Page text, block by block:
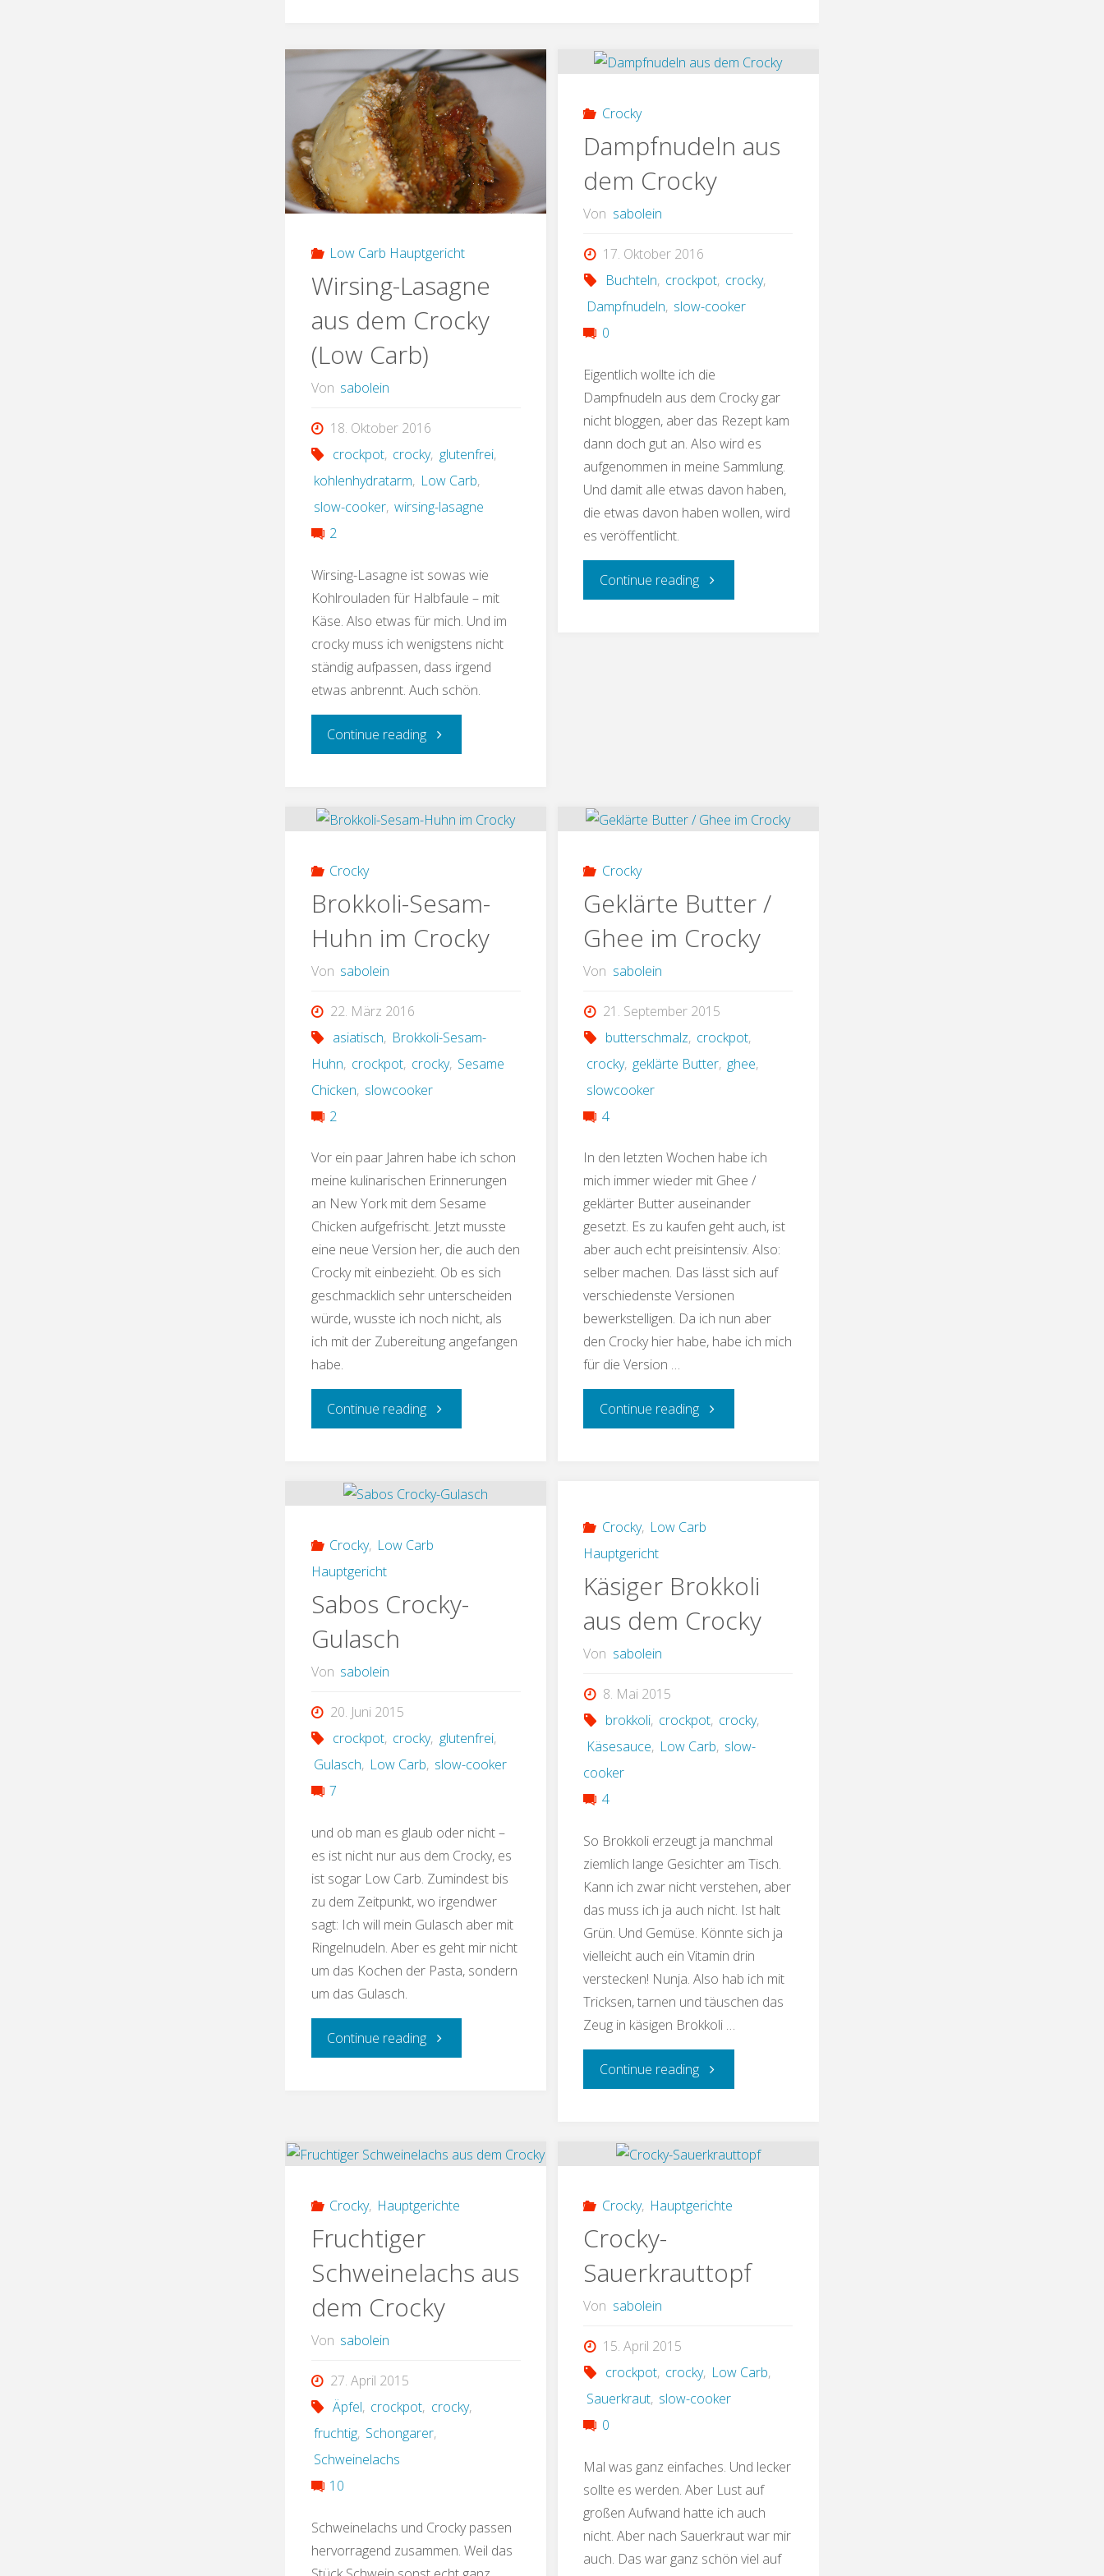
Low Carb Hauptgericht
Wirsing-Lasagne
aus dem Crocky
(Low Carb)
Von sabolein
18. Oktober 2016
crockpot, crocky, glutenfrei,
kohlenhydratarm, Low Carb,
slow-cooker, wirsing-lasagne
2
Wirsing-Lasagne ist sowas wie
Kohlrouladen für Halbfaule – mit
Käse. Also etwas für mich. Und im
crocky muss ich wenigstens nicht
ständig aufpassen, dass irgend
etwas anbrennt. Auch schön.
Continue reading"Wirsing-
aus
(Low
Crocky
Dampfnudeln aus
dem Crocky
Von sabolein
17. Oktober 2016
Buchteln, crockpot, crocky,
Dampfnudeln, slow-cooker
0
Eigentlich wollte ich die
Dampfnudeln aus dem Crocky gar
nicht bloggen, aber das Rezept kam
dann doch gut an. Also wird es
aufgenommen in meine Sammlung.
Und damit alle etwas davon haben,
die etwas davon haben wollen, wird
es veröffentlicht.
Continue reading"Dampfnudeln
Crocky
Brokkoli-Sesam-
Huhn im Crocky
Von sabolein
22. März 2016
asiatisch, Brokkoli-Sesam-
Huhn, crockpot, crocky, Sesame
Chicken, slowcooker
2
Vor ein paar Jahren habe ich schon
meine kulinarischen Erinnerungen
an New York mit dem Sesame
Chicken aufgefrischt. Jetzt musste
eine neue Version her, die auch den
Crocky mit einbezieht. Ob es sich
geschmacklich sehr unterscheiden
würde, wusste ich noch nicht, als
ich mit der Zubereitung angefangen
habe.
Continue reading"Brokkoli-
Huhn
Crocky
Geklärte Butter /
Ghee im Crocky
Von sabolein
21. September 2015
butterschmalz, crockpot,
crocky, geklärte Butter, ghee,
slowcooker
4
In den letzten Wochen habe ich
mich immer wieder mit Ghee /
geklärter Butter auseinander
gesetzt. Es zu kaufen geht auch, ist
aber auch echt preisintensiv. Also:
selber machen. Das lässt sich auf
verschiedenste Versionen
bewerkstelligen. Da ich nun aber
den Crocky hier habe, habe ich mich
für die Version …
Continue reading"Geklärte
Ghee
Crocky, Low Carb
Hauptgericht
Sabos Crocky-
Gulasch
Von sabolein
20. Juni 2015
crockpot, crocky, glutenfrei,
Gulasch, Low Carb, slow-cooker
7
und ob man es glaub oder nicht –
es ist nicht nur aus dem Crocky, es
ist sogar Low Carb. Zumindest bis
zu dem Zeitpunkt, wo irgendwer
sagt: Ich will mein Gulasch aber mit
Ringelnudeln. Aber es geht mir nicht
um das Kochen der Pasta, sondern
um das Gulasch.
Continue reading"Sabos
Crocky, Low Carb
Hauptgericht
Käsiger Brokkoli
aus dem Crocky
Von sabolein
8. Mai 2015
brokkoli, crockpot, crocky,
Käsesauce, Low Carb, slow-
cooker
4
So Brokkoli erzeugt ja manchmal
ziemlich lange Gesichter am Tisch.
Kann ich zwar nicht verstehen, aber
das muss ich ja auch nicht. Ist halt
Grün. Und Gemüse. Könnte sich ja
vielleicht auch ein Vitamin drin
verstecken! Nunja. Also hab ich mit
Tricksen, tarnen und täuschen das
Zeug in käsigen Brokkoli …
Continue reading"Käsiger
aus
Crocky, Hauptgerichte
Fruchtiger
Schweinelachs aus
dem Crocky
Von sabolein
27. April 2015
Äpfel, crockpot, crocky,
fruchtig, Schongarer,
Schweinelachs
10
Schweinelachs und Crocky passen
hervorragend zusammen. Weil das
Crocky, Hauptgerichte
Crocky-
Sauerkrauttopf
Von sabolein
15. April 2015
crockpot, crocky, Low Carb,
Sauerkraut, slow-cooker
0
Mal was ganz einfaches. Und lecker
sollte es werden. Aber Lust auf
großen Aufwand hatte ich auch
nicht. Aber nach Sauerkraut war mir
auch. Das war ganz schön viel auf